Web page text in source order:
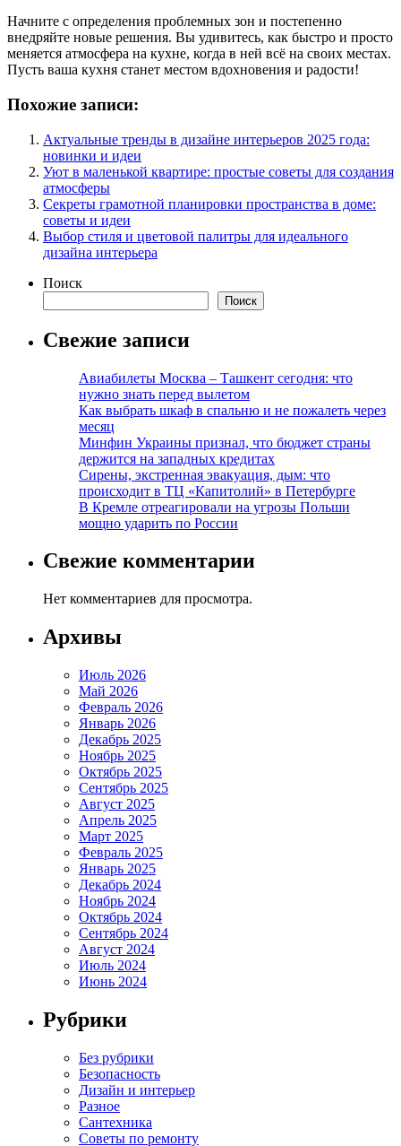
Начните с определения проблемных зон и постепенно
внедряйте новые решения. Вы удивитесь, как быстро и просто
меняется атмосфера на кухне, когда в ней всё на своих местах.
Пусть ваша кухня станет местом вдохновения и радости!
Похожие записи:
Актуальные тренды в дизайне интерьеров 2025 года:
новинки и идеи
Уют в маленькой квартире: простые советы для создания
атмосферы
Секреты грамотной планировки пространства в доме:
советы и идеи
Выбор стиля и цветовой палитры для идеального
дизайна интерьера
Поиск
Поиск
Свежие записи
Авиабилеты Москва – Ташкент сегодня: что
нужно знать перед вылетом
Как выбрать шкаф в спальню и не пожалеть через
месяц
Минфин Украины признал, что бюджет страны
держится на западных кредитах
Сирены, экстренная эвакуация, дым: что
происходит в ТЦ «Капитолий» в Петербурге
В Кремле отреагировали на угрозы Польши
мощно ударить по России
Свежие комментарии
Нет комментариев для просмотра.
Архивы
Июль 2026
Май 2026
Февраль 2026
Январь 2026
Декабрь 2025
Ноябрь 2025
Октябрь 2025
Сентябрь 2025
Август 2025
Апрель 2025
Март 2025
Февраль 2025
Январь 2025
Декабрь 2024
Ноябрь 2024
Октябрь 2024
Сентябрь 2024
Август 2024
Июль 2024
Июнь 2024
Рубрики
Без рубрики
Безопасность
Дизайн и интерьер
Разное
Сантехника
Советы по ремонту